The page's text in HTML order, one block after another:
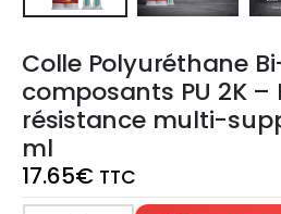
Colle Polyuréthane
composants PU 2K –
résistance multi-
ml
17.65€ TTC